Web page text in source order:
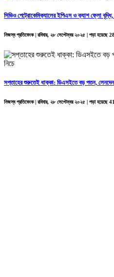
সিভিও পেট্রোকেমিক্যালের ইপিএস ও ক্যাশ ফ্লো
নিজস্ব প্রতিবেদক | রবিবার, ২৮ সেপ্টেম্বর ২০২৫ | পড়া হয়েছে
সপ্তাহের শুরুতেই ধাক্কা: ডিএসইতে বড় পতন, লেনদেন
নিজস্ব প্রতিবেদক | রবিবার, ২৮ সেপ্টেম্বর ২০২৫ | পড়া হয়েছে